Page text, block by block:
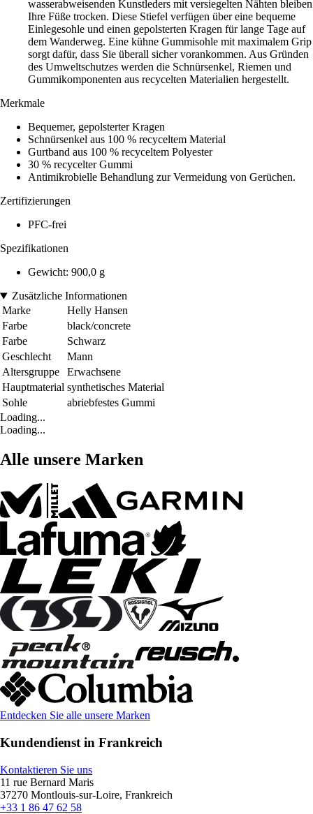
wasserabweisenden Kunstleders mit versiegelten Nähten bleiben
Ihre Füße trocken. Diese Stiefel verfügen über eine bequeme
Einlegesohle und einen gepolsterten Kragen für lange Tage auf
dem Wanderweg. Eine kühne Gummisohle mit maximalem Grip
sorgt dafür, dass Sie überall sicher vorankommen. Aus Gründen
des Umweltschutzes werden die Schnürsenkel, Riemen und
Gummikomponenten aus recycelten Materialien hergestellt.
Merkmale
Bequemer, gepolsterter Kragen
Schnürsenkel aus 100 % recyceltem Material
Gurtband aus 100 % recyceltem Polyester
30 % recycelter Gummi
Antimikrobielle Behandlung zur Vermeidung von Gerüchen.
Zertifizierungen
PFC-frei
Spezifikationen
Gewicht: 900,0 g
Zusätzliche Informationen
Marke
Helly Hansen
Farbe
black/concrete
Farbe
Schwarz
Geschlecht
Mann
Altersgruppe
Erwachsene
Hauptmaterial synthetisches Material
Sohle
abriebfestes Gummi
Loading...
Loading...
Alle unsere Marken
Entdecken Sie alle unsere Marken
Kundendienst in Frankreich
Kontaktieren Sie uns
11 rue Bernard Maris
37270 Montlouis-sur-Loire, Frankreich
+33 1 86 47 62 58